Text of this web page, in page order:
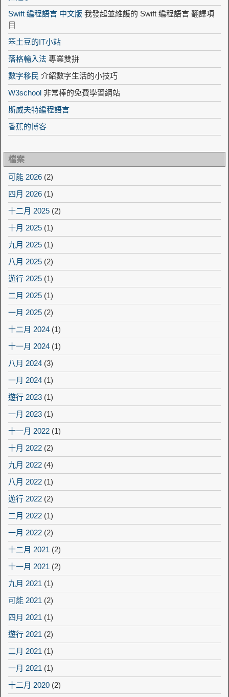
Swift 編程語言 中文版 我發起並維護的 Swift 編程語言 翻譯項
目
笨土豆的IT小站
落格輸入法 專業雙拼
數字移民 介紹數字生活的小技巧
W3school 非常棒的免費學習網站
斯威夫特編程語言
香蕉的博客
檔案
可能 2026 (2)
四月 2026 (1)
十二月 2025 (2)
十月 2025 (1)
九月 2025 (1)
八月 2025 (2)
遊行 2025 (1)
二月 2025 (1)
一月 2025 (2)
十二月 2024 (1)
十一月 2024 (1)
八月 2024 (3)
一月 2024 (1)
遊行 2023 (1)
一月 2023 (1)
十一月 2022 (1)
十月 2022 (2)
九月 2022 (4)
八月 2022 (1)
遊行 2022 (2)
二月 2022 (1)
一月 2022 (2)
十二月 2021 (2)
十一月 2021 (2)
九月 2021 (1)
可能 2021 (2)
四月 2021 (1)
遊行 2021 (2)
二月 2021 (1)
一月 2021 (1)
十二月 2020 (2)